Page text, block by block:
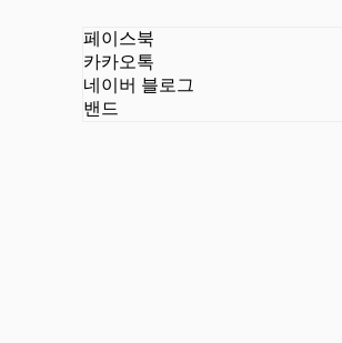
페이스북
카카오톡
네이버 블로그
밴드